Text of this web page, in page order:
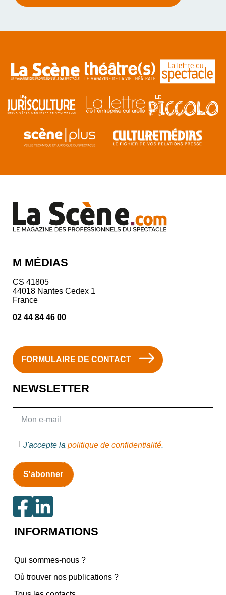
M MÉDIAS
CS 41805
44018 Nantes Cedex 1
France
02 44 84 46 00
FORMULAIRE DE CONTACT
NEWSLETTER
J'accepte la politique de confidentialité.
INFORMATIONS
Qui sommes-nous ?
Où trouver nos publications ?